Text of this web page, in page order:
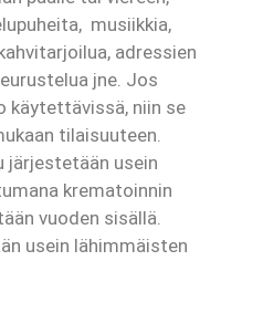
musiikkia,
adressien
jne. Jos
käytettävissä, niin se
tilaisuuteen.
järjestetään usein
krematoinnin
vuoden sisällä.
usein lähimmäisten